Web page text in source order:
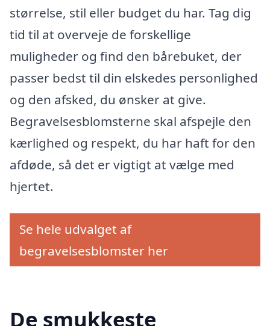
størrelse, stil eller budget du har. Tag dig
tid til at overveje de forskellige
muligheder og find den bårebuket, der
passer bedst til din elskedes personlighed
og den afsked, du ønsker at give.
Begravelsesblomsterne skal afspejle den
kærlighed og respekt, du har haft for den
afdøde, så det er vigtigt at vælge med
hjertet.
Se hele udvalget af
begravelsesblomster her
De smukkeste